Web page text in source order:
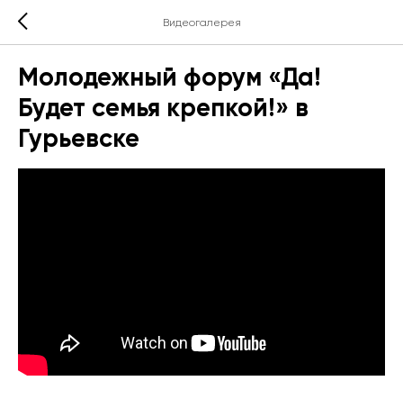
Видеогалерея
Молодежный форум «Да!
Будет семья крепкой!» в
Гурьевске